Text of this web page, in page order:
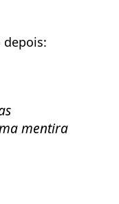
depois:
mentira